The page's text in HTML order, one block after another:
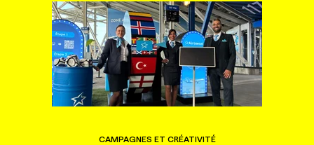
CAMPAGNES ET CRÉATIVITÉ